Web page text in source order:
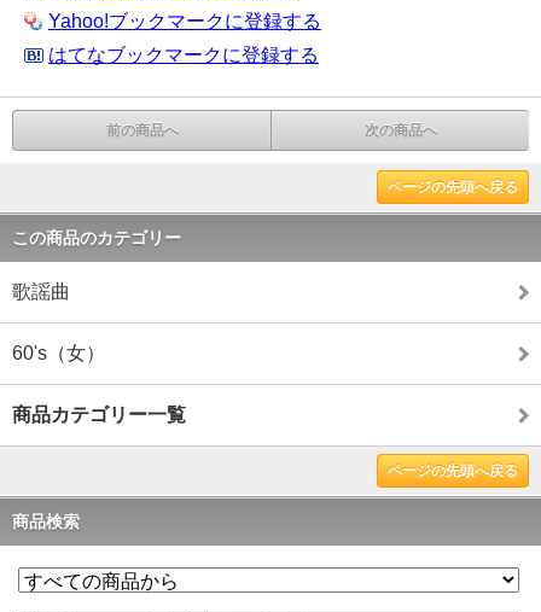
Yahoo!ブックマークに登録する
はてなブックマークに登録する
前の商品へ 次の商品へ
ページの先頭へ戻る
この商品のカテゴリー
歌謡曲
60's（女）
商品カテゴリー一覧
ページの先頭へ戻る
商品検索